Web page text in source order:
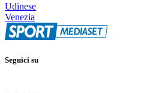
Udinese
Venezia
Seguici su